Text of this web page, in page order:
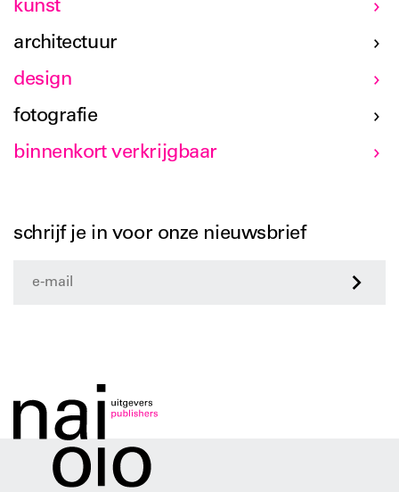
kunst
architectuur
design
fotografie
binnenkort verkrijgbaar
schrijf je in voor onze nieuwsbrief